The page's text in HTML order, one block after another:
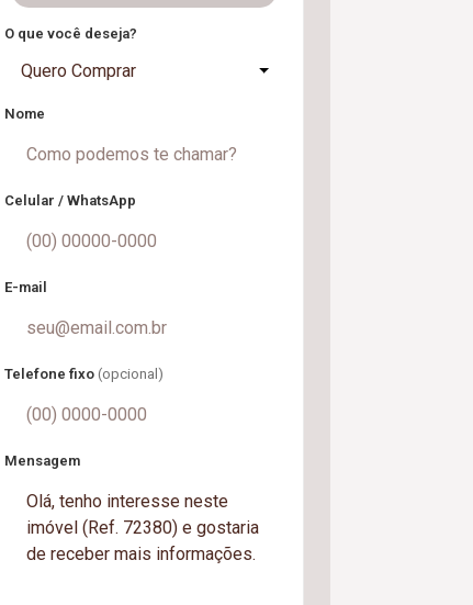
O que você deseja?
Quero Comprar
Nome
Celular / WhatsApp
E-mail
Telefone fixo (opcional)
Mensagem